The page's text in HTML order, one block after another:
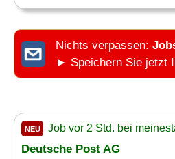
Nichts verpassen:
► Speichern Sie jetzt
NEU Job vor 2 Std. bei
Deutsche Post AG